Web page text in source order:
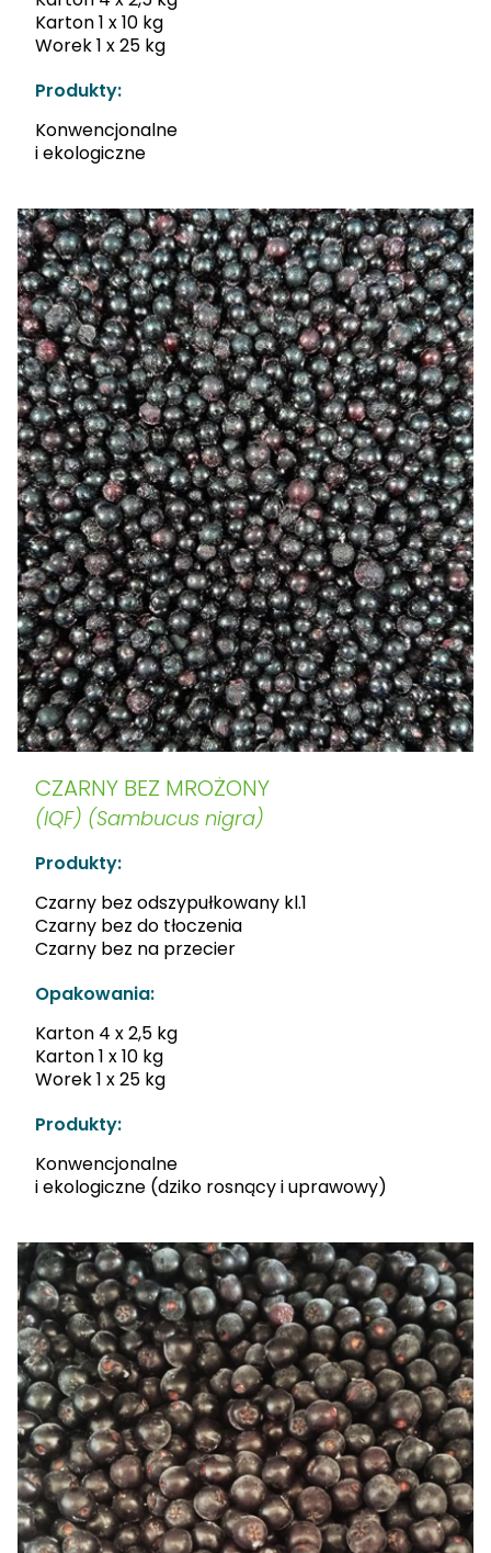
Karton 1 x 10 kg
Worek 1 x 25 kg
Produkty:
Konwencjonalne
i ekologiczne
CZARNY BEZ MROŻONY
(IQF) (Sambucus nigra)
Produkty:
Czarny bez odszypułkowany kl.1
Czarny bez do tłoczenia
Czarny bez na przecier
Opakowania:
Karton 4 x 2,5 kg
Karton 1 x 10 kg
Worek 1 x 25 kg
Produkty:
Konwencjonalne
i ekologiczne (dziko rosnący i uprawowy)